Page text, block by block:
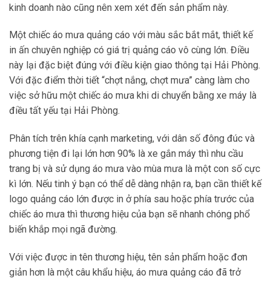
kinh doanh nào cũng nên xem xét đến sản phẩm này.
Một chiếc áo mưa quảng cáo với màu sắc bắt mắt, thiết kế
in ấn chuyên nghiệp có giá trị quảng cáo vô cùng lớn. Điều
này lại đặc biệt đúng với điều kiện giao thông tại Hải Phòng.
Với đặc điểm thời tiết “chợt nắng, chợt mưa” càng làm cho
việc sở hữu một chiếc áo mưa khi di chuyển bằng xe máy là
điều tất yếu tại Hải Phòng.
Phân tích trên khía cạnh marketing, với dân số đông đúc và
phương tiện đi lại lớn hơn 90% là xe gắn máy thì nhu cầu
trang bị và sử dụng áo mưa vào mùa mưa là một con số cực
kì lớn. Nếu tinh ý bạn có thể dễ dàng nhận ra, bạn cần thiết kế
logo quảng cáo lớn được in ở phía sau hoặc phía trước của
chiếc áo mưa thì thương hiệu của bạn sẽ nhanh chóng phổ
biến khắp mọi ngã đường.
Với việc được in tên thương hiệu, tên sản phẩm hoặc đơn
giản hơn là một câu khẩu hiệu, áo mưa quảng cáo đã trở